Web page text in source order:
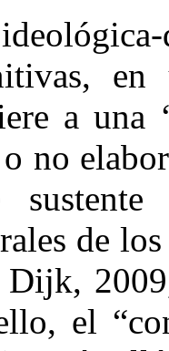
a una
no
de
Dijk,
el